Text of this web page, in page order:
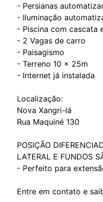
- ⁠Persianas
- Iluminação
- ⁠Piscina com cascata
- ⁠2 Vagas de carro
- ⁠Paisagismo
- ⁠Terreno 10 x 25m
- ⁠Internet já instalada
Localização:
Nova Xangri-lá
Rua Maquiné 130
POSIÇÃO
LATERAL E FUNDOS
- Perfeito para